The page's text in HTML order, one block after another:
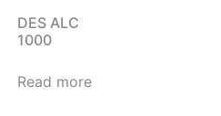
DES ALC
1000
Read more